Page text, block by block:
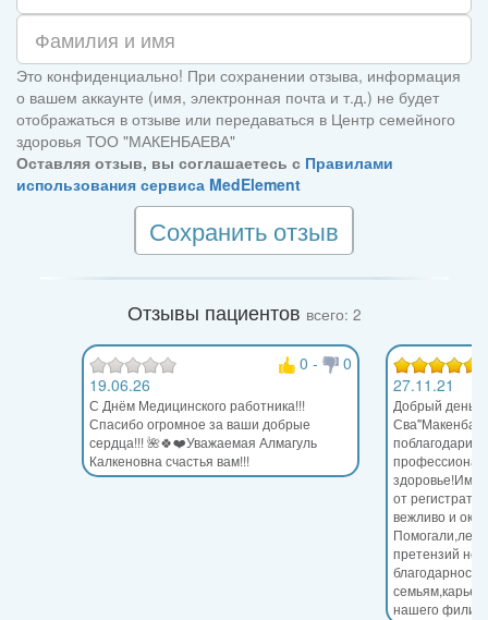
Это конфиденциально! При сохранении отзыва, информация
о вашем аккаунте (имя, электронная почта и т.д.) не будет
отображаться в отзыве или передаваться в Центр семейного
здоровья ТОО "МАКЕНБАЕВА"
Оставляя отзыв, вы соглашаетесь с Правилами
использования сервиса MedElement
Сохранить отзыв
Отзывы пациентов всего: 2
0 -
0
19.06.26
С Днём Медицинского работника!!!
Спасибо огромное за ваши добрые
сердца!!! 🌺🍀❤️Уважаемая Алмагуль
Калкеновна счастья вам!!!
27.11.21
Добрый
от
вежливо и
претензий
нашего